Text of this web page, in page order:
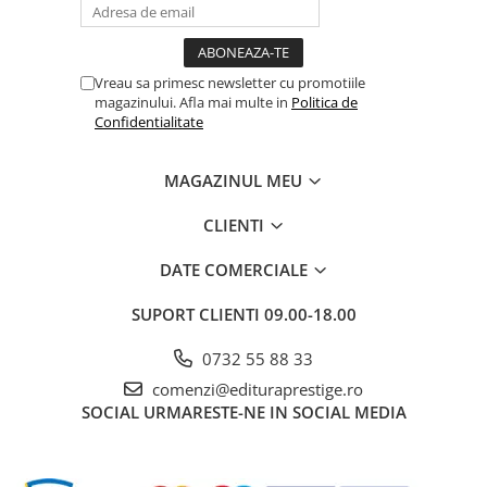
Vreau sa primesc newsletter cu promotiile
magazinului. Afla mai multe in Politica de
Confidentialitate
MAGAZINUL MEU
CLIENTI
DATE COMERCIALE
SUPORT CLIENTI 09.00-18.00
0732 55 88 33
comenzi@edituraprestige.ro
SOCIAL URMARESTE-NE IN SOCIAL MEDIA